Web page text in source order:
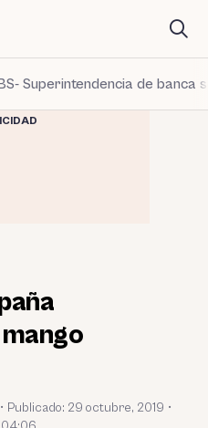
Superintendencia de banca
• Publicado: 29 octubre, 2019 •